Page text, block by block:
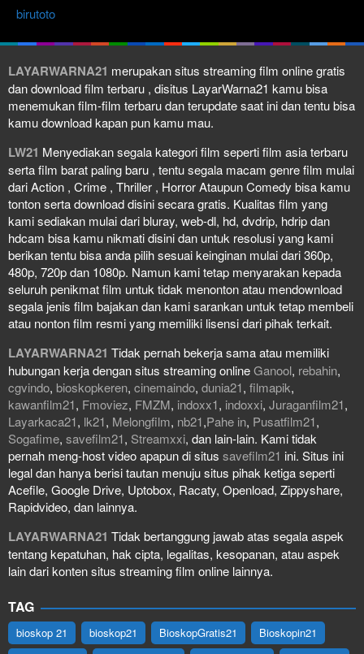
birutoto
LAYARWARNA21 merupakan situs streaming film online gratis
dan download film terbaru , disitus LayarWarna21 kamu bisa
menemukan film-film terbaru dan terupdate saat ini dan tentu bisa
kamu download kapan pun kamu mau.
LW21 Menyediakan segala kategori film seperti film asia terbaru
serta film barat paling baru , tentu segala macam genre film mulai
dari Action , Crime , Thriller , Horror Ataupun Comedy bisa kamu
tonton serta download disini secara gratis. Kualitas film yang
kami sediakan mulai dari bluray, web-dl, hd, dvdrip, hdrip dan
hdcam bisa kamu nikmati disini dan untuk resolusi yang kami
berikan tentu bisa anda pilih sesuai keinginan mulai dari 360p,
480p, 720p dan 1080p. Namun kami tetap menyarakan kepada
seluruh penikmat film untuk tidak menonton atau mendownload
segala jenis film bajakan dan kami sarankan untuk tetap membeli
atau nonton film resmi yang memiliki lisensi dari pihak terkait.
LAYARWARNA21 Tidak pernah bekerja sama atau memiliki
hubungan kerja dengan situs streaming onlineGanool, rebahin,
cgvindo, bioskopkeren, cinemaindo, dunia21, filmapik,
kawanfilm21, Fmoviez, FMZM, indoxx1, indoxxi, Juraganfilm21,
Layarkaca21, lk21, Melongfilm, nb21,Pahe in, Pusatfilm21,
Sogafime, savefilm21, Streamxxi, dan lain-lain. Kami tidak
pernah meng-host video apapun di situs savefilm21 ini. Situs ini
legal dan hanya berisi tautan menuju situs pihak ketiga seperti
Acefile, Google Drive, Uptobox, Racaty, Openload, Zippyshare,
Rapidvideo, dan lainnya.
LAYARWARNA21 Tidak bertanggung jawab atas segala aspek
tentang kepatuhan, hak cipta, legalitas, kesopanan, atau aspek
lain dari konten situs streaming film online lainnya.
TAG
bioskop 21 bioskop21 BioskopGratis21
Bioskopin21